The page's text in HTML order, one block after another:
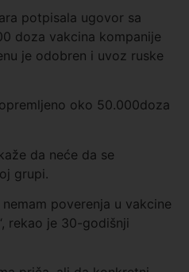
potpisala ugovor sa
doza vakcina kompanije
je odobren i uvoz ruske
oko 50.000doza
da neće da se
grupi.
poverenja u vakcine
rekao je 30-godišnji